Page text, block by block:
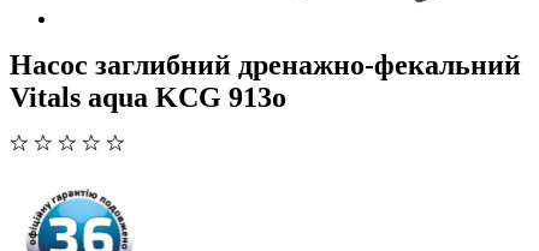
Насос заглибний дренажно-фекальний
Vitals aqua KCG 913o